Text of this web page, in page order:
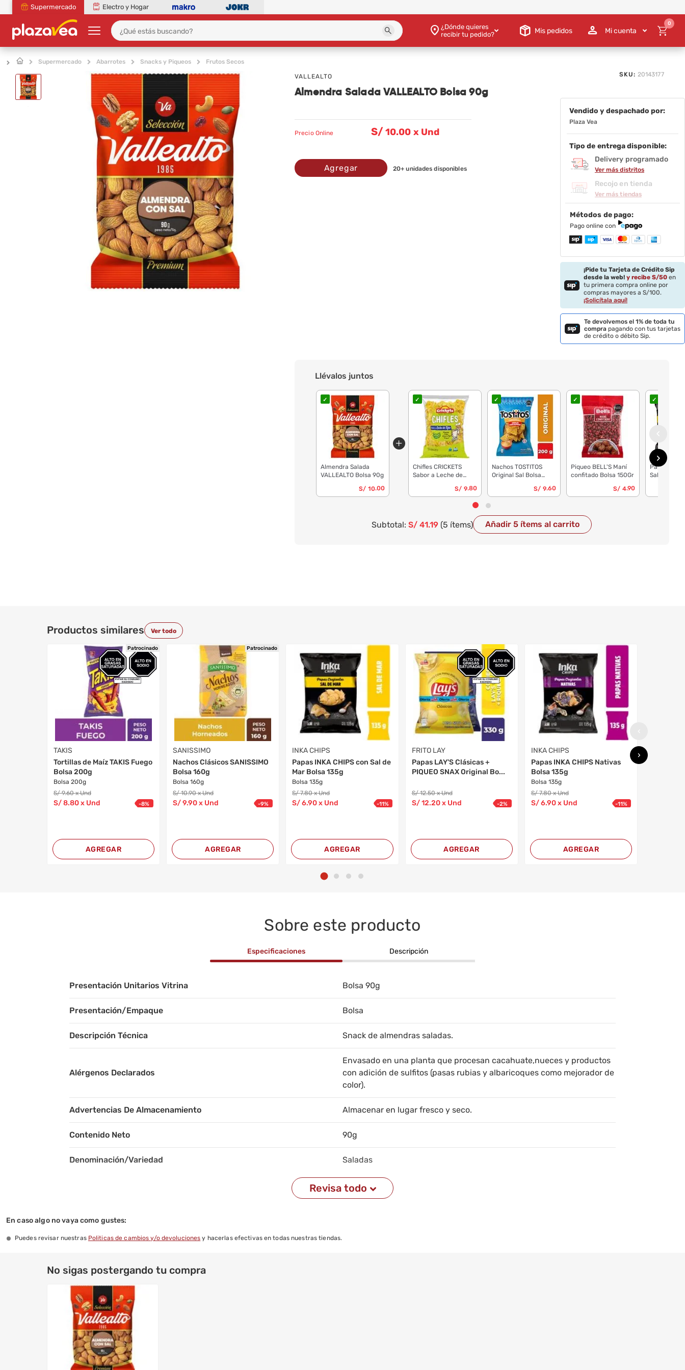
Supermercado Electro y Hogar
¿Dónde quieres
recibir tu pedido?
Mis pedidos Mi cuenta
0
Supermercado Abarrotes Snacks y Piqueos Frutos Secos
VALLEALTO SKU: 20143177
Almendra Salada VALLEALTO Bolsa 90g
Precio Online S/10.00 x Und
Agregar 20+ unidades disponibles
Vendido y despachado por:
Plaza Vea
Tipo de entrega disponible:
Delivery programado
Ver más distritos
Recojo en tienda
Ver más tiendas
Métodos de pago:
Pago online con
¡Pide tu Tarjeta de Crédito Sip
desde la web! y recibe S/50 en
tu primera compra online por
compras mayores a S/100.
¡Solicítala aquí!
Te devolvemos el 1% de toda tu
compra pagando con tus tarjetas
de crédito o débito Sip.
Llévalos juntos
✓
Almendra Salada
VALLEALTO Bolsa 90g
S/ 10.00
✓
Chifles CRICKETS
Sabor a Leche de
S/ 9.80
✓
Nachos TOSTITOS
Original Sal Bolsa
S/ 9.60
✓
Piqueo BELL'S Maní
confitado Bolsa 150Gr
S/ 4.90
✓
Papas INKA
Sal de Mar
Subtotal:S/41.19 (5 ítems) Añadir 5 ítems al carrito
Productos similares Ver todo
Patrocinado
TAKIS
Tortillas de Maíz TAKIS Fuego
Bolsa 200g
Bolsa 200g
S/9.60 x Und
S/8.80x Und -8%
AGREGAR
Patrocinado
SANISSIMO
Nachos Clásicos SANISSIMO
Bolsa 160g
Bolsa 160g
S/10.90 x Und
S/9.90x Und -9%
AGREGAR
INKA CHIPS
Papas INKA CHIPS con Sal de
Mar Bolsa 135g
Bolsa 135g
S/7.80 x Und
S/6.90x Und -11%
AGREGAR
FRITO LAY
Papas LAY'S Clásicas +
PIQUEO SNAX Original Bo...
S/12.50 x Und
S/12.20 x Und -2%
AGREGAR
INKA CHIPS
Papas INKA CHIPS Nativas
Bolsa 135g
Bolsa 135g
S/7.80 x Und
S/6.90x Und -11%
AGREGAR
›
Sobre este producto
Especificaciones Descripción
Presentación Unitarios Vitrina Bolsa 90g
Presentación/Empaque Bolsa
Descripción Técnica Snack de almendras saladas.
Alérgenos Declarados
Envasado en una planta que procesan cacahuate,nueces y productos
con adición de sulfitos (pasas rubias y albaricoques como mejorador de
color).
Advertencias De Almacenamiento Almacenar en lugar fresco y seco.
Contenido Neto 90g
Denominación/Variedad Saladas
Revisa todo
En caso algo no vaya como gustes:
Puedes revisar nuestras Politicas de cambios y/o devoluciones y hacerlas efectivas en todas nuestras tiendas.
No sigas postergando tu compra